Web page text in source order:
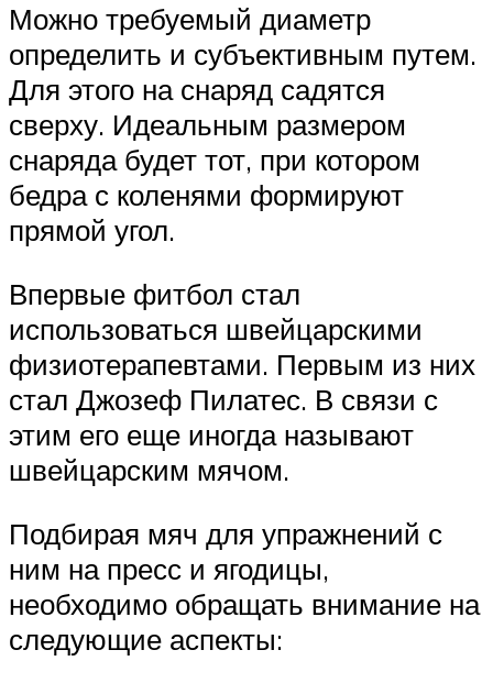
Можно требуемый диаметр
определить и субъективным путем.
Для этого на снаряд садятся
сверху. Идеальным размером
снаряда будет тот, при котором
бедра с коленями формируют
прямой угол.
Впервые фитбол стал
использоваться швейцарскими
физиотерапевтами. Первым из них
стал Джозеф Пилатес. В связи с
этим его еще иногда называют
швейцарским мячом.
Подбирая мяч для упражнений с
ним на пресс и ягодицы,
необходимо обращать внимание на
следующие аспекты: